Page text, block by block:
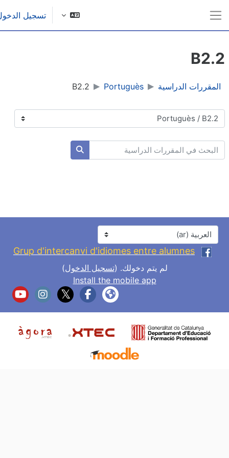
تسجيل الدخول
المقررات الدراسية Portuguès
B2.2
المقررات
في المقررات الدراسية
البحث في المقررات
Grup d'intercanvi d'idiomes entre alumnes
لم يتم دخولك. (تسجيل الدخول)
Install the mobile app